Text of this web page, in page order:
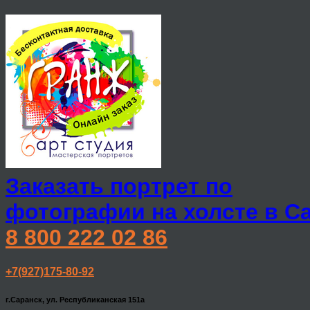
Заказать портрет по
фотографии на холсте в
8 800 222 02 86
+7(927)175-80-92
г.Саранск, ул. Республиканская 151а